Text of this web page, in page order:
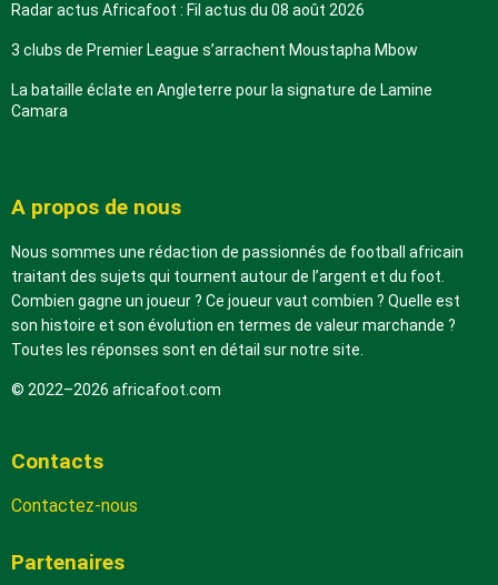
Radar actus Africafoot : Fil actus du 08 août 2026
3 clubs de Premier League s’arrachent Moustapha Mbow
La bataille éclate en Angleterre pour la signature de Lamine
Camara
A propos de nous
Nous sommes une rédaction de passionnés de football africain
traitant des sujets qui tournent autour de l’argent et du foot.
Combien gagne un joueur ? Ce joueur vaut combien ? Quelle est
son histoire et son évolution en termes de valeur marchande ?
Toutes les réponses sont en détail sur notre site.
© 2022–2026 africafoot.com
Contacts
Contactez-nous
Partenaires